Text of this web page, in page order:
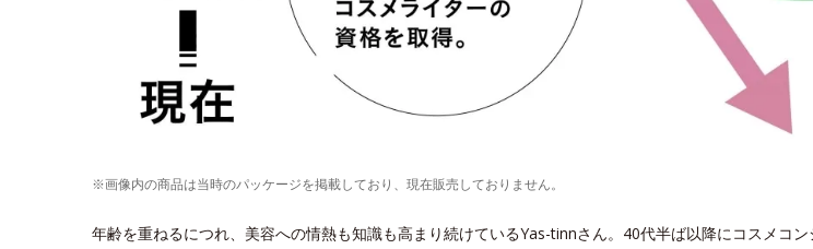
※画像内の商品は当時のパッケージを掲載しており、現在販売しておりません。
年齢を重ねるにつれ、美容への情熱も知識も高まり続けているYas-tinnさん。40代半ば以降にコスメコン